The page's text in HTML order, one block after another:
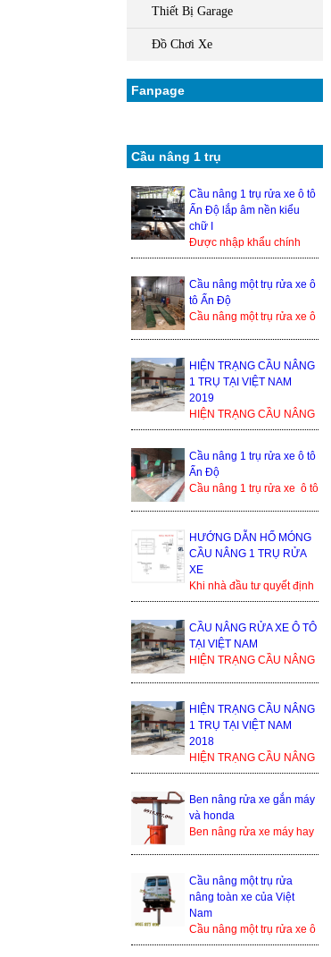
Thiết Bị Garage
Đồ Chơi Xe
Fanpage
Cầu nâng 1 trụ
Cầu nâng 1 trụ rửa xe ô tô
Ấn Độ lắp âm nền kiểu
chữ I
Được nhập khẩu chính
hãng từ Ấn Độ, nên độ
nâng 1 trụ rửa xe ô ...
Cầu nâng một trụ rửa xe ô
tô Ấn Độ
Cầu nâng một trụ rửa xe ô
trong thị trường ...
HIỆN TRẠNG CẦU NÂNG
1 TRỤ TẠI VIỆT NAM
2019
HIỆN TRẠNG CẦU NÂNG
1 TRỤ TẠI VIỆT NAM
nâng xe ô tô, cầu nâng xe
1 trụ...
Cầu nâng 1 trụ rửa xe ô tô
Ấn Độ
Cầu nâng 1 trụ rửa xe ô tô
kiện sản xuất tạ...
HƯỚNG DẪN HỐ MÓNG
CẦU NÂNG 1 TRỤ RỬA
XE
Khi nhà đầu tư quyết định
lắp đặt cầu nâng 1 trụ, thì
bình thường họ sẽ nhận
được yêu cầu từ đơn ...
CẦU NÂNG RỬA XE Ô TÔ
TẠI VIỆT NAM
HIỆN TRẠNG CẦU NÂNG
nâng xe ô tô, cầu nâng xe
1 tr...
HIỆN TRẠNG CẦU NÂNG
1 TRỤ TẠI VIỆT NAM
2018
HIỆN TRẠNG CẦU NÂNG
1 TRỤ TẠI VIỆT NAM
2018 Trong thế giới cầu
nâng xe ô tô, cầu nâng xe
1 trụ ...
Ben nâng rửa xe gắn máy
và honda
Ben nâng rửa xe máy hay
thiết bị nâng hạ xe máy
đượ...
Cầu nâng một trụ rửa
nâng toàn xe của Việt
Nam
Cầu nâng một trụ rửa xe ô
tô nâng toàn xe của Việt